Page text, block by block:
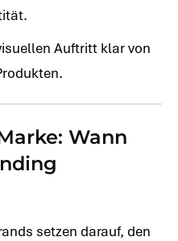
Auftritt klar von
Wann
setzen darauf, den